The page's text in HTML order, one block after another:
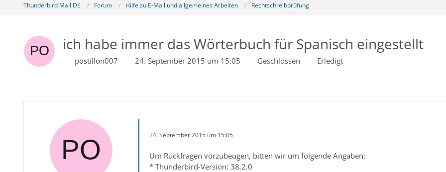
Thunderbird Mail DE Forum Hilfe zu E-Mail und allgemeines Arbeiten Rechtschreibprüfung
ich habe immer das Wörterbuch für Spanisch eingestellt
postillon007 24. September 2015 um 15:05 Geschlossen Erledigt
24. September 2015 um 15:05
Um Rückfragen vorzubeugen, bitten wir um folgende Angaben:
* Thunderbird-Version: 38.2.0